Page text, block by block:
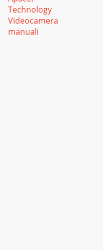
Technology
Videocamera
manuali